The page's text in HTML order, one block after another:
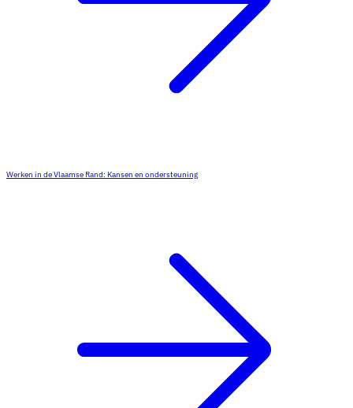
Werken in de Vlaamse Rand: Kansen en ondersteuning